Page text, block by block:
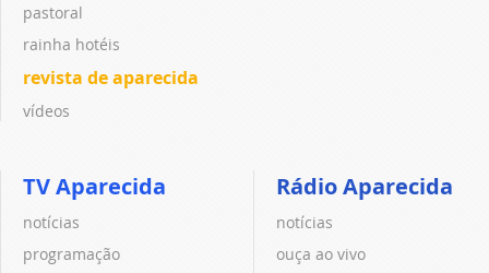
pastoral
rainha hotéis
revista de aparecida
vídeos
TV Aparecida
notícias
programação
Rádio Aparecida
notícias
ouça ao vivo